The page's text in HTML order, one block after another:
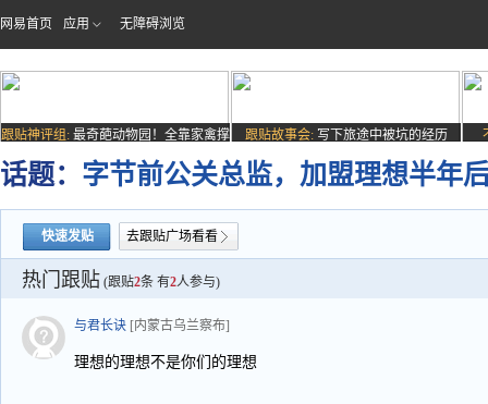
网易首页 应用 无障碍浏览
跟贴神评组: 最奇葩动物园！全靠家禽撑
场子
跟贴故事会: 写下旅途中被坑的经历
话题： 字节前公关总监，加盟理想半年
快速发贴 去跟贴广场看看
热门跟贴 (跟贴2条 有2人参与)
与君长诀 [内蒙古乌兰察布]
理想的理想不是你们的理想